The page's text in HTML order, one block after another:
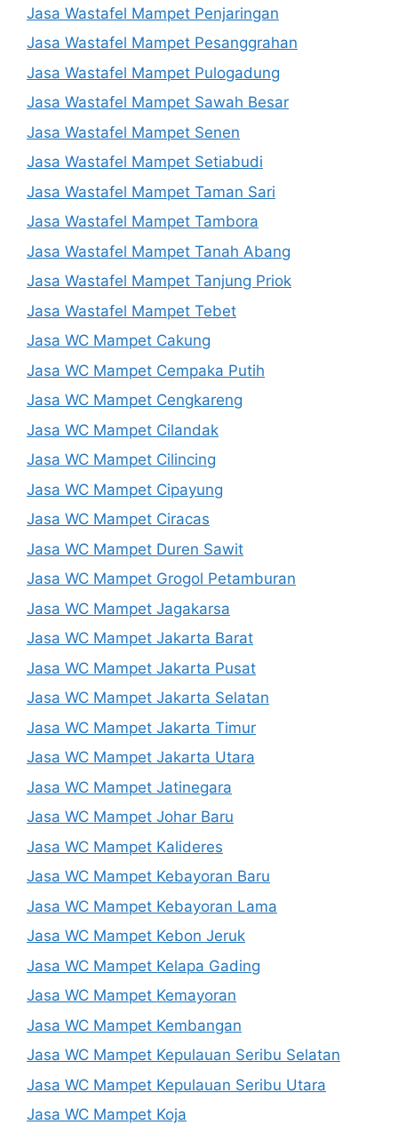
Jasa Wastafel Mampet Penjaringan
Jasa Wastafel Mampet Pesanggrahan
Jasa Wastafel Mampet Pulogadung
Jasa Wastafel Mampet Sawah Besar
Jasa Wastafel Mampet Senen
Jasa Wastafel Mampet Setiabudi
Jasa Wastafel Mampet Taman Sari
Jasa Wastafel Mampet Tambora
Jasa Wastafel Mampet Tanah Abang
Jasa Wastafel Mampet Tanjung Priok
Jasa Wastafel Mampet Tebet
Jasa WC Mampet Cakung
Jasa WC Mampet Cempaka Putih
Jasa WC Mampet Cengkareng
Jasa WC Mampet Cilandak
Jasa WC Mampet Cilincing
Jasa WC Mampet Cipayung
Jasa WC Mampet Ciracas
Jasa WC Mampet Duren Sawit
Jasa WC Mampet Grogol Petamburan
Jasa WC Mampet Jagakarsa
Jasa WC Mampet Jakarta Barat
Jasa WC Mampet Jakarta Pusat
Jasa WC Mampet Jakarta Selatan
Jasa WC Mampet Jakarta Timur
Jasa WC Mampet Jakarta Utara
Jasa WC Mampet Jatinegara
Jasa WC Mampet Johar Baru
Jasa WC Mampet Kalideres
Jasa WC Mampet Kebayoran Baru
Jasa WC Mampet Kebayoran Lama
Jasa WC Mampet Kebon Jeruk
Jasa WC Mampet Kelapa Gading
Jasa WC Mampet Kemayoran
Jasa WC Mampet Kembangan
Jasa WC Mampet Kepulauan Seribu Selatan
Jasa WC Mampet Kepulauan Seribu Utara
Jasa WC Mampet Koja